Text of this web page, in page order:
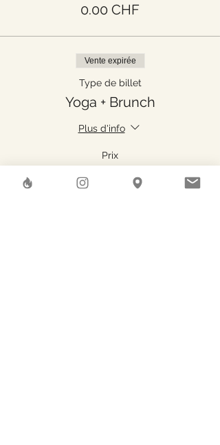
0.00 CHF
Vente expirée
Type de billet
Yoga + Brunch
Plus d'info
Prix
45.00 CHF